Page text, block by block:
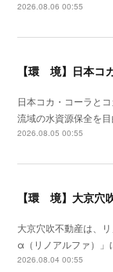
2026.08.06 00:55
日本コカ・コーラと
流域の水資源保全を
2026.08.05 00:55
大京穴吹不動産は、
α（リノアルファ）
2026.08.04 00:55